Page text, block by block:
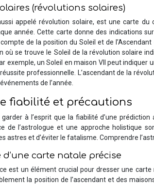
(révolutions solaires)
appelé révolution solaire, est une carte
année. Cette carte donne des indications
de la position du Soleil et de
où se trouve le Soleil de la révolution solaire
exemple, un Soleil en maison VII peut
professionnelle. L’ascendant de la
de l’année.
fiabilité et précautions
garder à l’esprit que la fiabilité d’une
de l’astrologue et une approche holistique
astres et d’éviter le fatalisme. Comprendre
d’une carte natale précise
est un élément crucial pour dresser une
la position de l’ascendant et des